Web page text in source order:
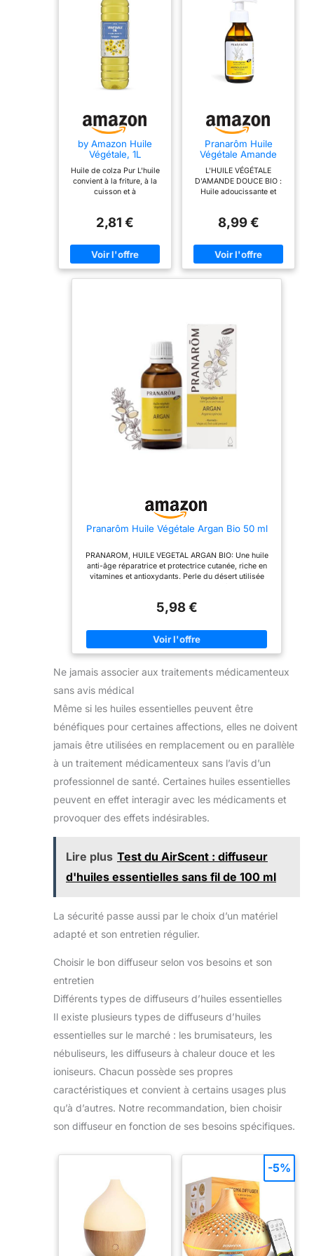
by Amazon Huile
Végétale, 1L
Huile de colza Pur L'huile
convient à la friture, à la
cuisson et à
un endroit frais, sombre et
2,81 €
Pranarôm Huile
Végétale Amande
Douce Bio 100 ml
L'HUILE VÉGÉTALE
D'AMANDE DOUCE BIO :
Huile adoucissante et
parfaitement pour les
sèche. Elle est appréciée
des mamans autant que
des bébés en cosmétique
d'aromathérapie destinés
aux soins du corps car
son confort d'application
est optimal. Massages,
frictions aromatiques,
soins de beauté... Tout est
possible avec l'Amande
douce ! DANS QUELS CAS
L'UTILISER ?
Démaquillage, grossesse,
bébé, croûtes de lait, peau
Seules ces Huiles sont de
leurs composés (acides
gras essentiels, vitamines,
antioxydants...)
ESSENTIELLES : Pranarôm
scientifique des Huiles
Essentielles à son amour
des plantes afin de
ciblées pour maintenir
8,99 €
Pranarôm Huile Végétale Argan Bio 50 ml
PRANAROM, HUILE VEGETAL ARGAN BIO: Une huile
anti-âge réparatrice et protectrice cutanée, riche en
vitamines et antioxydants. Perle du désert utilisée
IDEAL EN CAS DES : Rides, Peau sèche ou mature,
CHÉMOTYPÉES : Les huiles essentielles composant
cette synergie sont certifiées HECT, ce qui signifie
que leur composition a été analysée afin de garantir
CONSEILS D'UTILISATION ET POSOLOGIE : Usage
cosmétique - Convient particulièrement aux peaux
matures ou fragilisées. S’utilise pour protéger la peau
du vieillissement, fortifier les ongles fragiles et
cassants. PRANARÔM, L’AROMATHÉRAPIE
SCIENTIFIQUE : Pranarôm allie son expertise
scientifique à son amour des plantes afin de
famille en bonne santé au quotidien.
5,98 €
Ne jamais associer aux traitements médicamenteux
sans avis médical
Même si les huiles essentielles peuvent être
bénéfiques pour certaines affections, elles ne doivent
jamais être utilisées en remplacement ou en parallèle
à un traitement médicamenteux sans l’avis d’un
professionnel de santé. Certaines huiles essentielles
peuvent en effet interagir avec les médicaments et
provoquer des effets indésirables.
Lire plus Test du AirScent : diffuseur
d'huiles essentielles sans fil de 100 ml
La sécurité passe aussi par le choix d’un matériel
adapté et son entretien régulier.
Choisir le bon diffuseur selon vos besoins et son
entretien
Différents types de diffuseurs d’huiles essentielles
Il existe plusieurs types de diffuseurs d’huiles
essentielles sur le marché : les brumisateurs, les
nébuliseurs, les diffuseurs à chaleur douce et les
ioniseurs. Chacun possède ses propres
caractéristiques et convient à certains usages plus
qu’à d’autres. Notre recommandation, bien choisir
son diffuseur en fonction de ses besoins spécifiques.
-5%